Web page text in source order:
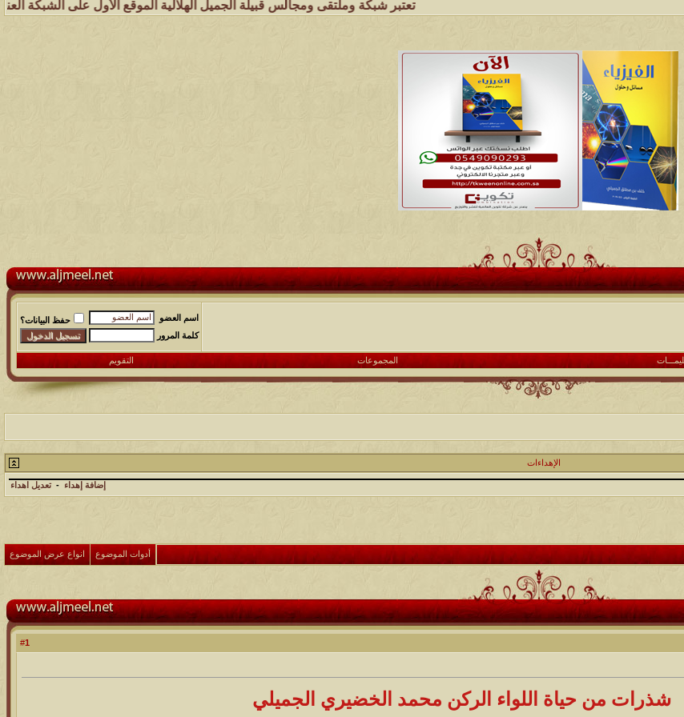
تعتبر شبكة وملتقى ومجالس قبيلة الجميل الهلالية الموقع الأول على الشبكة العنكبوتية
اسم العضو
حفظ البيانات؟
كلمة المرور
المجموعات التقويم
الإهداءات
إضافة إهداء - تعديل اهداء
أدوات الموضوع انواع عرض الموضوع
1
شذرات من حياة اللواء الركن محمد الخضيري الجميلي